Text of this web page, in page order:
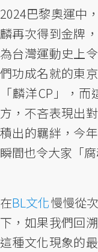
2024巴黎奧運中
麟再次得到金牌
為台灣運動史上
們功成名就的東
「麟洋CP」，
方，不吝表現出
積出的羈絆，今
瞬間也令大家「
在BL文化慢慢從
下，如果我們回
這種文化現象的